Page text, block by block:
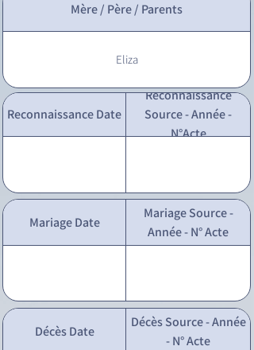
Mère / Père / Parents
Eliza
Reconnaissance Date
Reconnaissance
Source - Année -
N°Acte
Mariage Date
Mariage Source -
Année - N° Acte
Décès Date
Décès Source - Année
- N° Acte